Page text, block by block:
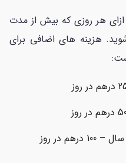
ازای هر روزی که بیش از مدت
هزینه های اضافی برای